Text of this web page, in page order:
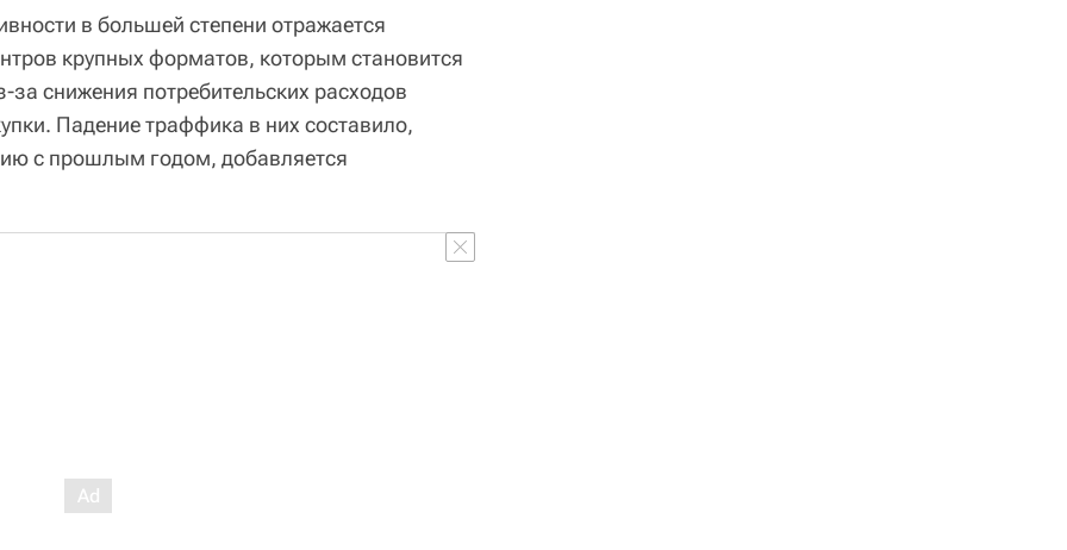
в большей степени отражается
крупных форматов, которым становится
снижения потребительских расходов
Падение траффика в них составило,
с прошлым годом, добавляется